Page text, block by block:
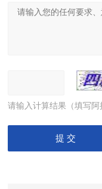
请输入计算结果（填写